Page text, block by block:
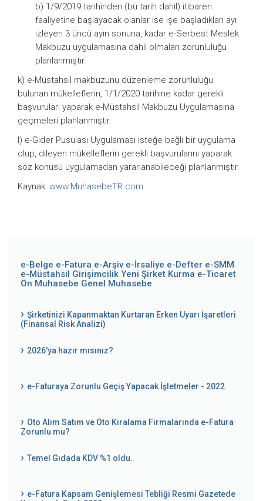
b) 1/9/2019 tarihinden (bu tarih dahil) itibaren
faaliyetine başlayacak olanlar ise işe başladıkları ayı
izleyen 3 üncü ayın sonuna, kadar e-Serbest Meslek
Makbuzu uygulamasına dahil olmaları zorunluluğu
planlanmıştır.
k) e-Müstahsil makbuzunu düzenleme zorunluluğu
bulunan mükelleflerin, 1/1/2020 tarihine kadar gerekli
başvuruları yaparak e-Müstahsil Makbuzu Uygulamasına
geçmeleri planlanmıştır.
l) e-Gider Pusulası Uygulaması isteğe bağlı bir uygulama
olup, dileyen mükelleflerin gerekli başvurularını yaparak
söz konusu uygulamadan yararlanabileceği planlanmıştır.
Kaynak: www.MuhasebeTR.com
e-Belge e-Fatura e-Arşiv e-İrsaliye e-Defter e-SMM
e-Müstahsil Girişimcilik Yeni Şirket Kurma e-Ticaret
Ön Muhasebe Genel Muhasebe
Şirketinizi Kapanmaktan Kurtaran Erken Uyarı İşaretleri
(Finansal Risk Analizi)
2026'ya hazır mısınız?
e-Faturaya Zorunlu Geçiş Yapacak İşletmeler - 2022
Oto Alım Satım ve Oto Kiralama Firmalarında e-Fatura
Zorunlu mu?
Temel Gıdada KDV %1 oldu.
e-Fatura Kapsam Genişlemesi Tebliği Resmi Gazetede